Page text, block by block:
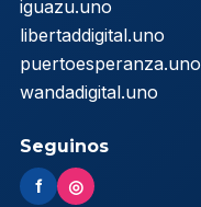
iguazu.uno
libertaddigital.uno
puertoesperanza.uno
wandadigital.uno
Seguinos
f ◎